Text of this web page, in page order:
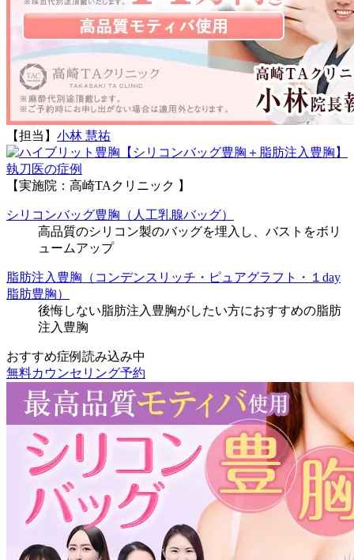
【担当】 小林 慧祐
執刀医の症例
【実施院：高崎TAクリニック 】
シリコンバッグ豊胸（人工乳腺バッグ）
高品質のシリコン製のバッグを埋入し、バストをボリ
ュームアップ
脂肪注入豊胸（コンデンスリッチ・ピュアグラフト・１day
脂肪豊胸）
後悔しない脂肪注入豊胸がしたい方におすすめの脂肪
注入豊胸
おすすめ症例読み込み中
無料カウンセリング予約